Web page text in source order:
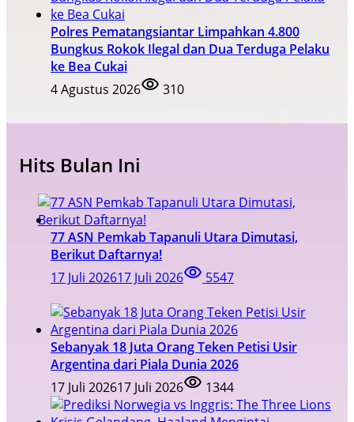
Polres Pematangsiantar Limpahkan 4.800
Bungkus Rokok Ilegal dan Dua Terduga Pelaku
ke Bea Cukai
4 Agustus 2026
310
Hits Bulan Ini
77 ASN Pemkab Tapanuli Utara Dimutasi,
Berikut Daftarnya!
17 Juli 202617 Juli 2026 5547
Sebanyak 18 Juta Orang Teken Petisi Usir
Argentina dari Piala Dunia 2026
17 Juli 202617 Juli 2026 1344